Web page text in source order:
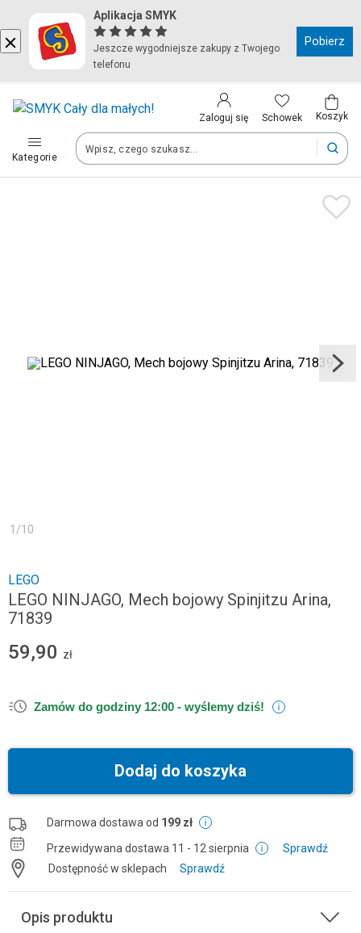
Aplikacja SMYK
Jeszcze wygodniejsze zakupy z Twojego
telefonu
Pobierz
Zaloguj się Schowek Koszyk
Kategorie
Kraj i język
Polska (Poland)
Twoje zamówienia dostarczymy na teren wybranego kraju.
Zapisz
1 /10
LEGO
LEGO NINJAGO, Mech bojowy Spinjitzu Arina,
71839
59,90 zł
Zamów do godziny 12:00 - wyślemy dziś!
Dodaj do koszyka
Darmowa dostawa od 199 zł
Przewidywana dostawa 11 - 12 sierpnia
Sprawdź
Dostępność w sklepach
Sprawdź
Opis produktu